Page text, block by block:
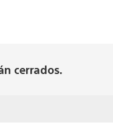
cerrados.